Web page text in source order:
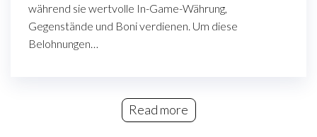
während sie wertvolle In-Game-Währung,
Gegenstände und Boni verdienen. Um diese
Belohnungen…
Read more